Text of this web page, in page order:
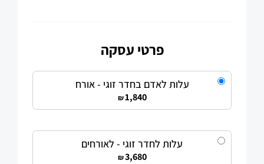
פרטי עסקה
עלות לאדם בחדר זוגי - אורח
1,840
₪
עלות לחדר זוגי - לאורחים
3,680
₪